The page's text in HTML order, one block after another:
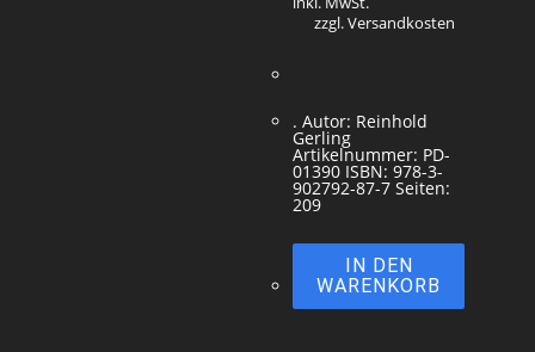
zzgl. Versandkosten
. Autor: Reinhold
Gerling
Artikelnummer: PD-
01390 ISBN: 978-3-
902792-87-7 Seiten:
209
IN DEN
WARENKORB